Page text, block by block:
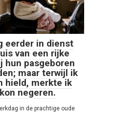
0 4
eerder in dienst
van een rijke
hun pasgeboren
maar terwijl ik
hield, merkte ik
negeren.
in de prachtige oude